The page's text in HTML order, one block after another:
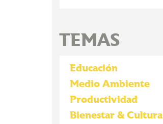
TEMAS
Educación
Medio Ambiente
Productividad
Bienestar & Cultura